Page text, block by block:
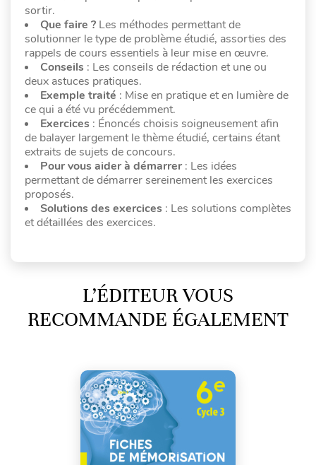
sortir.
Que faire ? Les méthodes permettant de
solutionner le type de problème étudié, assorties des
rappels de cours essentiels à leur mise en œuvre.
Conseils : Les conseils de rédaction et une ou
deux astuces pratiques.
Exemple traité : Mise en pratique et en lumière de
ce qui a été vu précédemment.
Exercices : Énoncés choisis soigneusement afin
de balayer largement le thème étudié, certains étant
extraits de sujets de concours.
Pour vous aider à démarrer: Les idées
permettant de démarrer sereinement les exercices
proposés.
Solutions des exercices : Les solutions complètes
et détaillées des exercices.
L’ÉDITEUR VOUS
RECOMMANDE ÉGALEMENT